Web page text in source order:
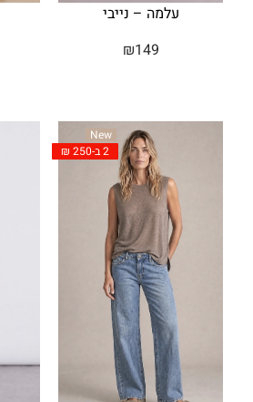
עלמה – נייבי
₪149
New
2 ב-250 ₪